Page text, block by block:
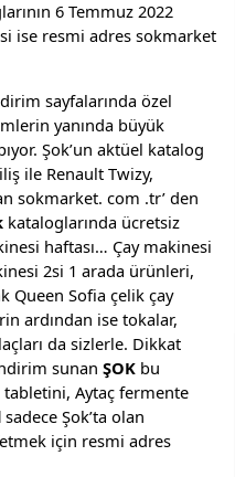
6 Temmuz 2022
ise resmi adres sokmarket
sayfalarında özel
yanında büyük
Şok’un aktüel katalog
ile Renault Twizy,
sokmarket. com .tr’ den
kataloglarında ücretsiz
haftası… Çay makinesi
2si 1 arada ürünleri,
Queen Sofia çelik çay
ardından ise tokalar,
da sizlerle. Dikkat
sunan ŞOK bu
tabletini, Aytaç fermente
sadece Şok’ta olan
için resmi adres